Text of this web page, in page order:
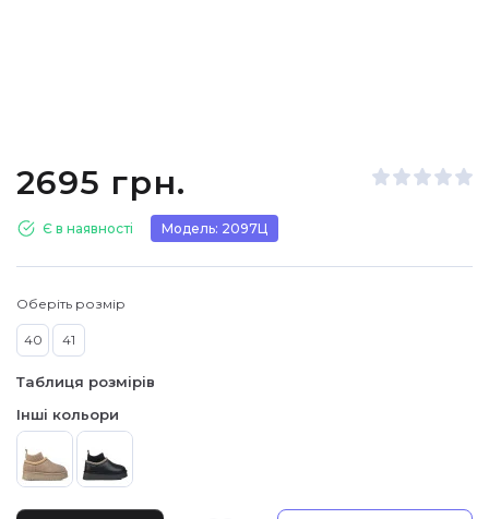
2695 грн.
Є в наявності Модель: 2097Ц
Оберіть розмір
40 41
Таблиця розмірів
Інші кольори